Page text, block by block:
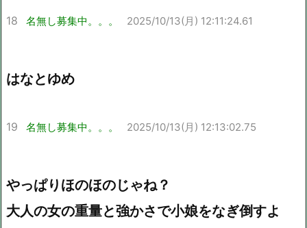
18 名無し募集中。。。 2025/10/13(月) 12:11:24.61
はなとゆめ
19 名無し募集中。。。 2025/10/13(月) 12:13:02.75
やっぱりほのほのじゃね？
大人の女の重量と強かさで小娘をなぎ倒すよ